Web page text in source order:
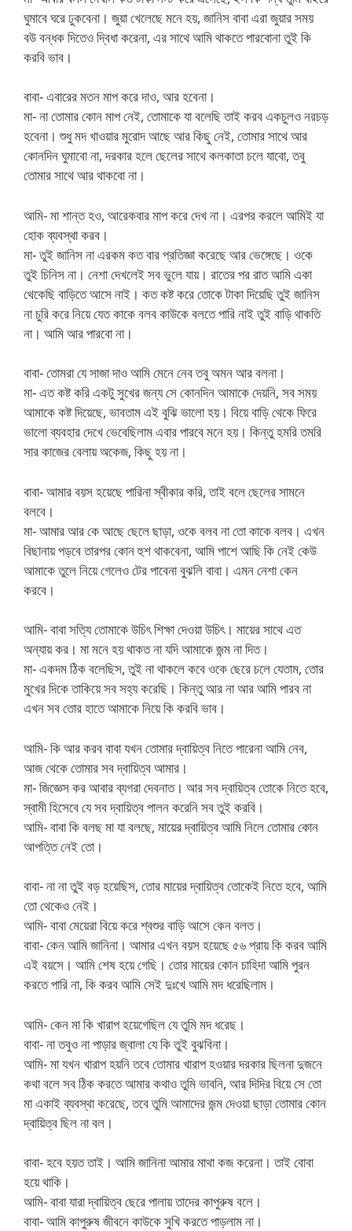
ঘুমাবে ঘরে ঢুকবেনা। জুয়া খেলেছে মনে হয়, জানিস বাবা এরা জুয়ার সময়
বউ বন্ধক দিতেও দ্বিধা করেনা, এর সাথে আমি থাকতে পারবোনা তুই কি
করবি ভাব।
বাবা- এবারের মতন মাপ করে দাও, আর হবেনা।
মা- না তোমার কোন মাপ নেই, তোমাকে যা বলেছি তাই করব একচুলও নরচড়
হবেনা। শুধু মদ খাওয়ার মুরোদ আছে আর কিছু নেই, তোমার সাথে আর
কোনদিন ঘুমাবো না, দরকার হলে ছেলের সাথে কলকাতা চলে যাবো, তবু
তোমার সাথে আর থাকবো না।
আমি- মা শান্ত হও, আরেকবার মাপ করে দেখ না। এরপর করলে আমিই যা
হোক ব্যবস্থা করব।
মা- তুই জানিস না এরকম কত বার প্রতিজ্ঞা করেছে আর ভেঙ্গেছে। ওকে
তুই চিনিস না। নেশা দেখলেই সব ভুলে যায়। রাতের পর রাত আমি একা
থেকেছি বাড়িতে আসে নাই। কত কষ্ট করে তোকে টাকা দিয়েছি তুই জানিস
না চুরি করে নিয়ে যেত কাকে বলব কাউকে বলতে পারি নাই তুই বাড়ি থাকতি
না। আমি আর পারবো না।
বাবা- তোমরা যে সাজা দাও আমি মেনে নেব তবু অমন আর বলনা।
মা- এত কষ্ট করি একটু সুখের জন্য সে কোনদিন আমাকে দেয়নি, সব সময়
আমাকে কষ্ট দিয়েছে, ভাবতাম এই বুঝি ভালো হয়। বিয়ে বাড়ি থেকে ফিরে
ভালো ব্যবহার দেখে ভেবেছিলাম এবার পারবে মনে হয়। কিন্তু হমরি তমরি
সার কাজের বেলায় অকেজ, কিছু হয় না।
বাবা- আমার বয়স হয়েছে পারিনা স্বীকার করি, তাই বলে ছেলের সামনে
বলবে।
মা- আমার আর কে আছে ছেলে ছাড়া, ওকে বলব না তো কাকে বলব। এখন
বিছানায় পড়বে তারপর কোন হুশ থাকবেনা, আমি পাশে আছি কি নেই কেউ
আমাকে তুলে নিয়ে গেলেও টের পাবেনা বুঝলি বাবা। এমন নেশা কেন
করবে।
আমি- বাবা সত্যি তোমাকে উচিৎ শিক্ষা দেওয়া উচিৎ। মায়ের সাথে এত
অন্যায় কর। মা মনে হয় থাকত না যদি আমাকে জন্ম না দিত।
মা- একদম ঠিক বলেছিস, তুই না থাকলে কবে ওকে ছেরে চলে যেতাম, তোর
মুখের দিকে তাকিয়ে সব সহ্য করেছি। কিন্তু আর না আর আমি পারব না
এখন সব তোর হাতে আমাকে নিয়ে কি করবি ভাব।
আমি- কি আর করব বাবা যখন তোমার দ্বায়িত্ব নিতে পারেনা আমি নেব,
আজ থেকে তোমার সব দ্বায়িত্ব আমার।
মা- জিজ্ঞেস কর আবার ব্যগরা দেবনাত। আর সব দ্বায়িত্ব তোকে নিতে হবে,
স্বামী হিসেবে যে সব দ্বায়িত্ব পালন করেনি সব তুই করবি।
আমি- বাবা কি বলছ মা যা বলছে, মায়ের দ্বায়িত্ব আমি নিলে তোমার কোন
আপত্তি নেই তো।
বাবা- না না তুই বড় হয়েছিস, তোর মায়ের দ্বায়িত্ব তোকেই নিতে হবে, আমি
তো থেকেও নেই।
আমি- বাবা মেয়েরা বিয়ে করে শ্বশুর বাড়ি আসে কেন বলত।
বাবা- কেন আমি জানিনা। আমার এখন বয়স হয়েছে ৫৬ প্রায় কি করব আমি
এই বয়সে। আমি শেষ হয়ে গেছি। তোর মায়ের কোন চাহিদা আমি পুরন
করতে পারি না, কি করব আমি সেই দুঃখে আমি মদ ধরেছিলাম।
আমি- কেন মা কি খারাপ হয়েগেছিল যে তুমি মদ ধরেছ।
বাবা- না তবুও না পাড়ার জ্বালা যে কি তুই বুঝবিনা।
আমি- মা যখন খারাপ হয়নি তবে তোমার খারাপ হওয়ার দরকার ছিলনা দুজনে
কথা বলে সব ঠিক করতে আমার কথাও তুমি ভাবনি, আর দিদির বিয়ে সে তো
মা একাই ব্যবস্থা করেছে, তবে তুমি আমাদের জন্ম দেওয়া ছাড়া তোমার কোন
দ্বায়িত্ব ছিল না বল।
বাবা- হবে হয়ত তাই। আমি জানিনা আমার মাথা কজ করেনা। তাই বোবা
হয়ে থাকি।
আমি- বাবা যারা দ্বায়িত্ব ছেরে পালায় তাদের কাপুরুষ বলে।
বাবা- আমি কাপুরুষ জীবনে কাউকে সুখি করতে পাড়লাম না।